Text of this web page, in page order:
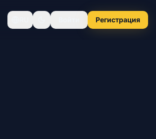
Регистрация